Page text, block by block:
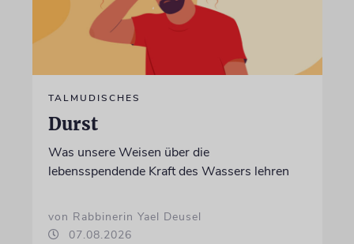
TALMUDISCHES
Durst
Was unsere Weisen über die
lebensspendende Kraft des Wassers lehren
von Rabbinerin Yael Deusel
07.08.2026